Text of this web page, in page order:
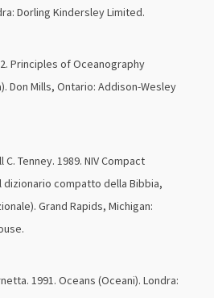
Dorling Kindersley Limited.
Principles of Oceanography
Don Mills, Ontario: Addison-Wesley
Tenney. 1989. NIV Compact
dizionario compatto della Bibbia,
Grand Rapids, Michigan:
1991. Oceans (Oceani). Londra: